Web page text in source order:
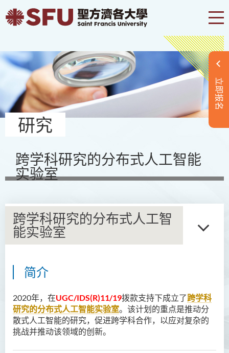
立即报名
研究
跨学科研究的分布式人工智能
实验室
跨学科研究的分布式人工智
能实验室
简介
2020年，在UGC/IDS(R)11/19拨款支持下成立了跨学科
研究的分布式人工智能实验室。该计划的重点是推动分
散式人工智能的研究，促进跨学科合作，以应对复杂的
挑战并推动该领域的创新。